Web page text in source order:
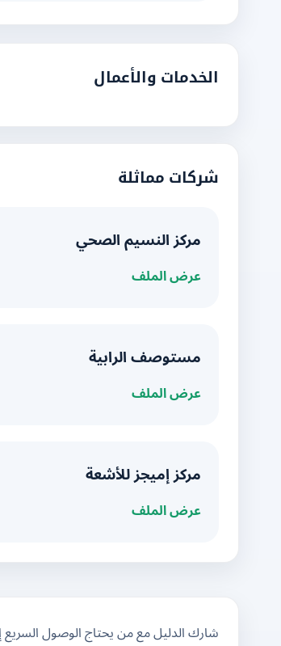
الخدمات والأعمال
شركات مماثلة
مركز النسيم الصحي
عرض الملف
مستوصف الرابية
عرض الملف
مركز إميجز للأشعة
عرض الملف
شارك الدليل مع من يحتاج الوصول السريع